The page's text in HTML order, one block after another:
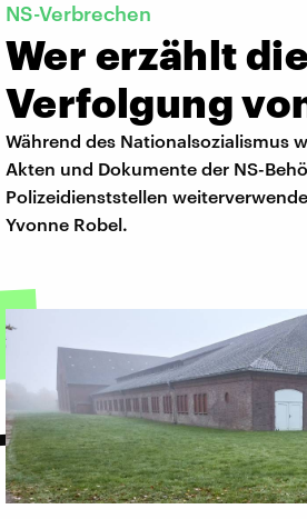
NS-Verbrechen
Wer erzählt
Verfolgung
Während des Nationalsozialismus
Akten und Dokumente der NS-
Polizeidienststellen
Yvonne Robel.